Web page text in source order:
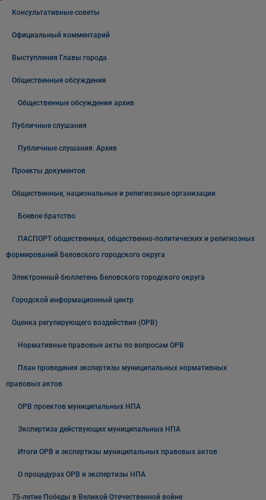
Консультативные советы
Официальный комментарий
Выступления Главы города
Общественные обсуждения
Общественные обсуждения архив
Публичные слушания
Публичные слушания. Архив
Проекты документов
Общественные, национальные и религиозные организации
Боевое братство
ПАСПОРТ общественных, общественно-политических и религиозных
формирований Беловского городского округа
Электронный бюллетень Беловского городского округа
Городской информационный центр
Оценка регулирующего воздействия (ОРВ)
Нормативные правовые акты по вопросам ОРВ
План проведения экспертизы муниципальных нормативных
правовых актов
ОРВ проектов муниципальных НПА
Экспертиза действующих муниципальных НПА
Итоги ОРВ и экспертизы муниципальных правовых актов
О процедурах ОРВ и экспертизы НПА
75-летие Победы в Великой Отечественной войне